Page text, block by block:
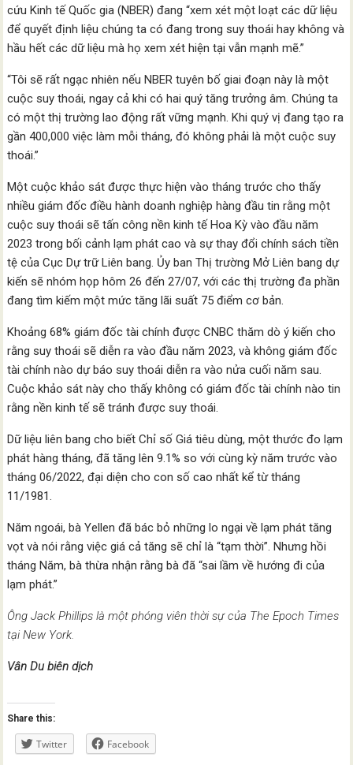
cứu Kinh tế Quốc gia (NBER) đang “xem xét một loạt các dữ liệu
để quyết định liệu chúng ta có đang trong suy thoái hay không và
hầu hết các dữ liệu mà họ xem xét hiện tại vẫn mạnh mẽ.”
“Tôi sẽ rất ngạc nhiên nếu NBER tuyên bố giai đoạn này là một
cuộc suy thoái, ngay cả khi có hai quý tăng trưởng âm. Chúng ta
có một thị trường lao động rất vững mạnh. Khi quý vị đang tạo ra
gần 400,000 việc làm mỗi tháng, đó không phải là một cuộc suy
thoái.”
Một cuộc khảo sát được thực hiện vào tháng trước cho thấy
nhiều giám đốc điều hành doanh nghiệp hàng đầu tin rằng một
cuộc suy thoái sẽ tấn công nền kinh tế Hoa Kỳ vào đầu năm
2023 trong bối cảnh lạm phát cao và sự thay đổi chính sách tiền
tệ của Cục Dự trữ Liên bang. Ủy ban Thị trường Mở Liên bang dự
kiến ​​sẽ nhóm họp hôm 26 đến 27/07, với các thị trường đa phần
đang tìm kiếm một mức tăng lãi suất 75 điểm cơ bản.
Khoảng 68% giám đốc tài chính được CNBC thăm dò ý kiến ​​cho
rằng suy thoái sẽ diễn ra vào đầu năm 2023, và không giám đốc
tài chính nào dự báo suy thoái diễn ra vào nửa cuối năm sau.
Cuộc khảo sát này cho thấy không có giám đốc tài chính nào tin
rằng nền kinh tế sẽ tránh được suy thoái.
Dữ liệu liên bang cho biết Chỉ số Giá tiêu dùng, một thước đo lạm
phát hàng tháng, đã tăng lên 9.1% so với cùng kỳ năm trước vào
tháng 06/2022, đại diện cho con số cao nhất kể từ tháng
11/1981.
Năm ngoái, bà Yellen đã bác bỏ những lo ngại về lạm phát tăng
vọt và nói rằng việc giá cả tăng sẽ chỉ là “tạm thời”. Nhưng hồi
tháng Năm, bà thừa nhận rằng bà đã “sai lầm về hướng đi của
lạm phát.”
Ông Jack Phillips là một phóng viên thời sự của The Epoch Times
tại New York.
Vân Du biên dịch
Share this:
Twitter Facebook